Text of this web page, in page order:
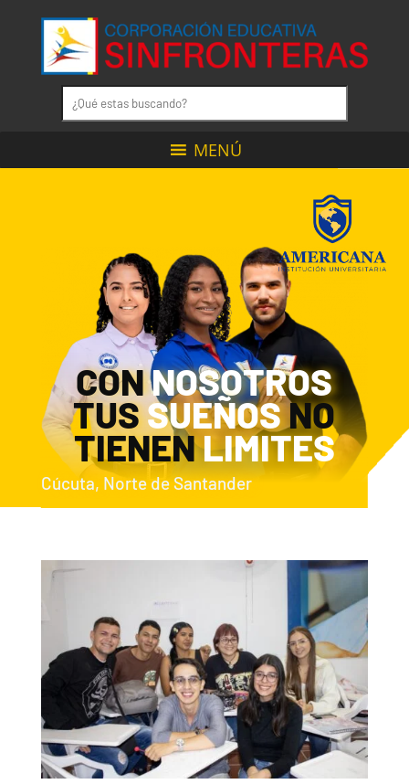
MENÚ
CONNOSOTROS
TUSSUEÑOSNO
TIENENLIMITES
Cúcuta, Norte de Santander